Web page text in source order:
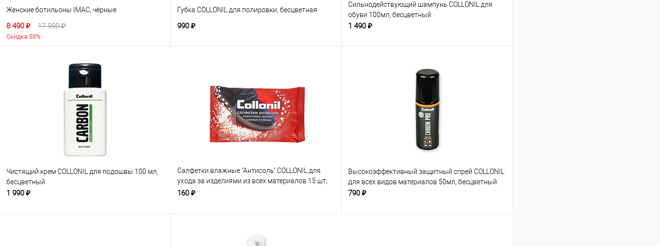
Женские ботильоны IMAC, чёрные
8 490 ₽ 17 990 ₽
Скидка 53%
Губка COLLONIL для полировки, бесцветная
990 ₽
Сильнодействующий шампунь COLLONIL для
обуви 100мл, бесцветный
1 490 ₽
Чистящий крем COLLONIL для подошвы 100 мл,
бесцветный
1 990 ₽
Салфетки влажные "Антисоль" COLLONIL для
ухода за изделиями из всех материалов 15 шт,
бесцветные
160 ₽
Высокоэффективный защитный спрей COLLONIL
для всех видов материалов 50мл, бесцветный
790 ₽